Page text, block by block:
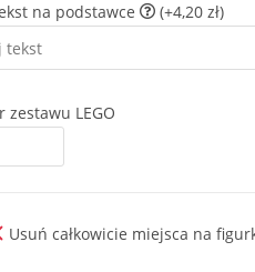
na podstawce (+4,20 zł)
zestawu LEGO
Usuń całkowicie miejsca na